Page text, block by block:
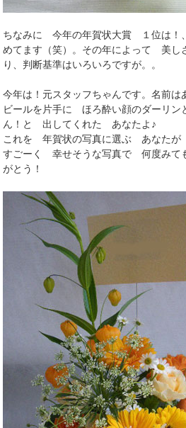
ちなみに 今年の年賀状大賞 １位は
めてます（笑）。その年によって 美
り、判断基準はいろいろですが。。
今年は！元スタッフちゃんです。名前は
ビールを片手に ほろ酔い顔のダーリン
ん！と 出してくれた あなたよ♪
これを 年賀状の写真に選ぶ あなた
すごーく 幸せそうな写真で 何度みて
がとう！